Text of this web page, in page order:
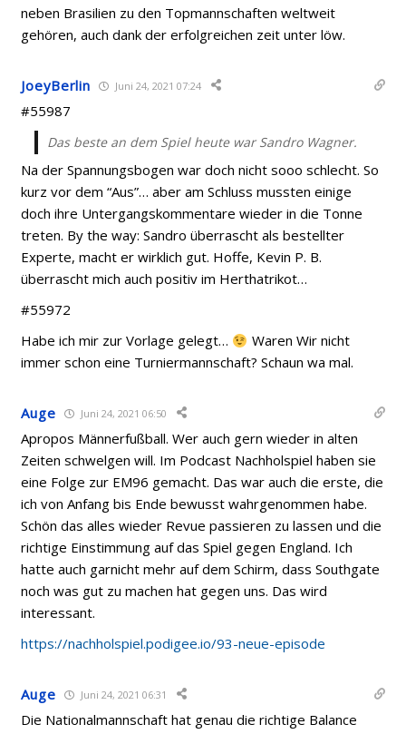
neben Brasilien zu den Topmannschaften weltweit
gehören, auch dank der erfolgreichen zeit unter löw.
JoeyBerlin Juni 24, 2021 07:24
#55987
Das beste an dem Spiel heute war Sandro Wagner.
Na der Spannungsbogen war doch nicht sooo schlecht. So
kurz vor dem “Aus”… aber am Schluss mussten einige
doch ihre Untergangskommentare wieder in die Tonne
treten. By the way: Sandro überrascht als bestellter
Experte, macht er wirklich gut. Hoffe, Kevin P. B.
überrascht mich auch positiv im Herthatrikot…
#55972
Habe ich mir zur Vorlage gelegt…
Waren Wir nicht
immer schon eine Turniermannschaft? Schaun wa mal.
Auge Juni 24, 2021 06:50
Apropos Männerfußball. Wer auch gern wieder in alten
Zeiten schwelgen will. Im Podcast Nachholspiel haben sie
eine Folge zur EM96 gemacht. Das war auch die erste, die
ich von Anfang bis Ende bewusst wahrgenommen habe.
Schön das alles wieder Revue passieren zu lassen und die
richtige Einstimmung auf das Spiel gegen England. Ich
hatte auch garnicht mehr auf dem Schirm, dass Southgate
noch was gut zu machen hat gegen uns. Das wird
interessant.
https://nachholspiel.podigee.io/93-neue-episode
Auge Juni 24, 2021 06:31
Die Nationalmannschaft hat genau die richtige Balance